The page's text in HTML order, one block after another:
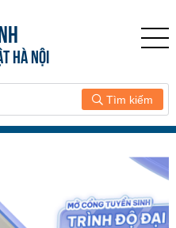
HÀ NỘI
Tìm kiếm